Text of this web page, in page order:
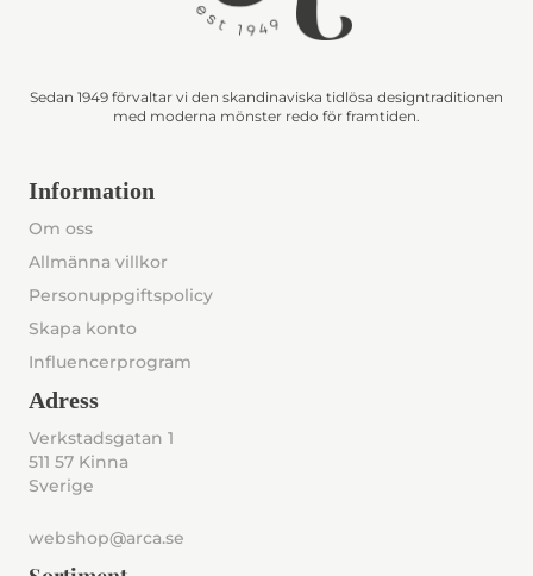
Sedan 1949 förvaltar vi den skandinaviska tidlösa designtraditionen
med moderna mönster redo för framtiden.
Information
Om oss
Allmänna villkor
Personuppgiftspolicy
Skapa konto
Influencerprogram
Adress
Verkstadsgatan 1
511 57 Kinna
Sverige
webshop@arca.se